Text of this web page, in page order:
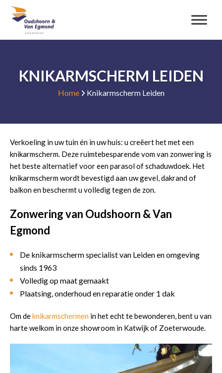
KNIKARMSCHERM LEIDEN
Home Knikarmscherm Leiden
Verkoeling in uw tuin én in uw huis: u creëert het met een
knikarmscherm. Deze ruimtebesparende vom van zonwering is
het beste alternatief voor een parasol of schaduwdoek. Het
knikarmscherm wordt bevestigd aan uw gevel, dakrand of
balkon en beschermt u volledig tegen de zon.
Zonwering van Oudshoorn & Van
Egmond
De knikarmscherm specialist van Leiden en omgeving
sinds 1963
Volledig op maat gemaakt
Plaatsing, onderhoud en reparatie onder 1 dak
Om deknikarmschermen in het echt te bewonderen, bent u van
harte welkom in onze showroom in Katwijk of Zoeterwoude.